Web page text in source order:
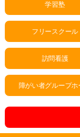
ビ
ー
シ
ョ
ン
学習塾
フリースクール
訪問看護
障がい者グループホ